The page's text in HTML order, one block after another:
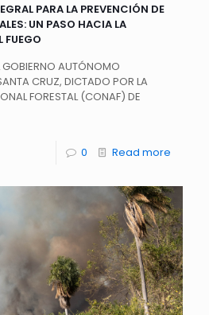
PARA LA PREVENCIÓN DE
UN PASO HACIA LA
FUEGO
AUTÓNOMO
CRUZ, DICTADO POR LA
FORESTAL (CONAF) DE
0 Read more